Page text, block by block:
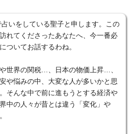
いをしている聖子と申します。この
れてくださったあなたへ、今一番必
ついてお話するわね。
世界の関税…、日本の物価上昇…、
や悩みの中、大変な人が多いかと思
そんな中で前に進もうとする経済や
中の人々が昔とは違う「変化」や